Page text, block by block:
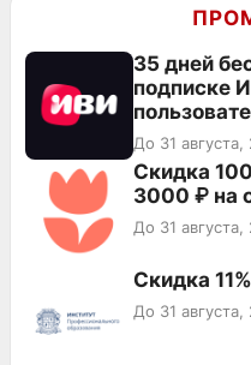
35 дней
подписке
До 31 августа,
Скидка
3000 ₽ на
До 31 августа,
Скидка
До 31 августа,